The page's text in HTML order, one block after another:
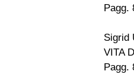
Pagg.
Sigrid
VITA
Pagg.